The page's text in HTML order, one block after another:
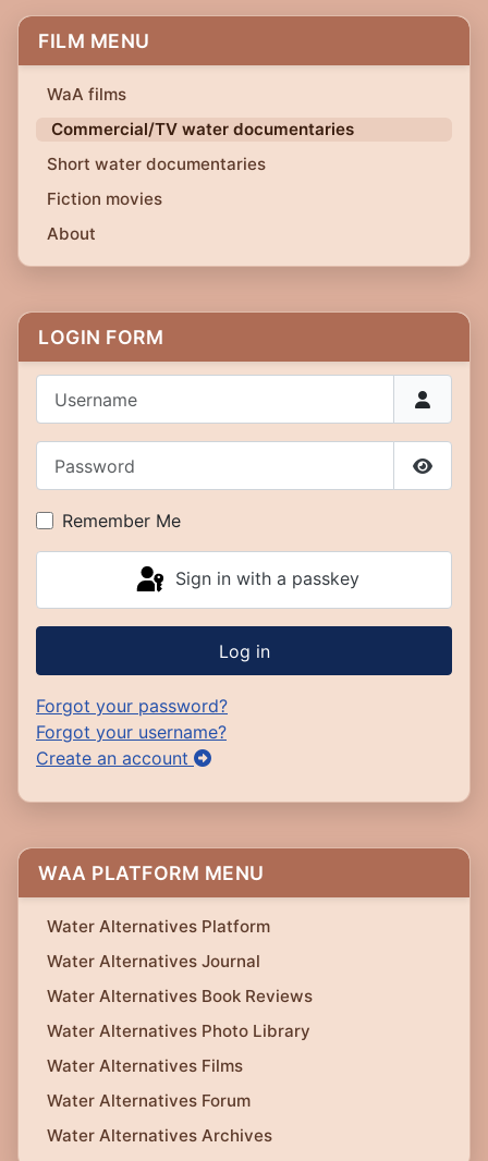
FILM MENU
WaA films
Commercial/TV water documentaries
Short water documentaries
Fiction movies
About
LOGIN FORM
Show
Remember Me
Sign in with a passkey
Log in
Forgot your password?
Forgot your username?
Create an account
WAA PLATFORM MENU
Water Alternatives Platform
Water Alternatives Journal
Water Alternatives Book Reviews
Water Alternatives Photo Library
Water Alternatives Films
Water Alternatives Forum
Water Alternatives Archives